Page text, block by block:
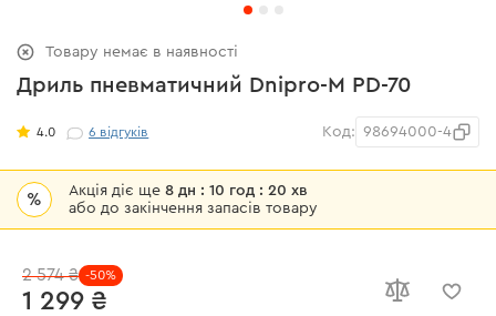
Дриль пневматичний Dnipro-M PD-70
4.0 6 відгуків Код: 98694000-4
% Акція діє ще8 дн : 10 год : 20 хв
або до закінчення запасів товару
1 299 ₴
2 574 ₴ -50%
Товару немає в наявності